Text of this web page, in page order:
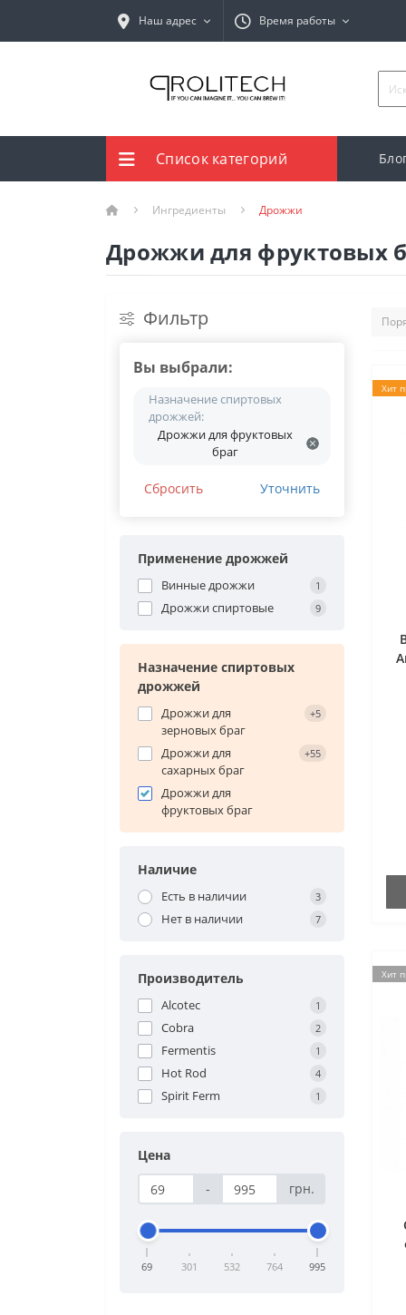
Наш адрес Время работы
Список категорий
Ингредиенты Дрожжи
Дрожжи для фруктовых
Фильтр
Вы выбрали:
Назначение спиртовых
дрожжей:
Дрожжи для фруктовых
браг
Сбросить Уточнить
Применение дрожжей
Винные дрожжи 1
Дрожжи спиртовые 9
Назначение спиртовых
дрожжей
Дрожжи для
зерновых браг
+5
Дрожжи для
сахарных браг
+55
Дрожжи для
фруктовых браг
Наличие
Есть в наличии 3
Нет в наличии 7
Производитель
Alcotec 1
Cobra 2
Fermentis 1
Hot Rod 4
Spirit Ferm 1
Цена
-
грн.
69 301 532 764 995
Хит
Хит